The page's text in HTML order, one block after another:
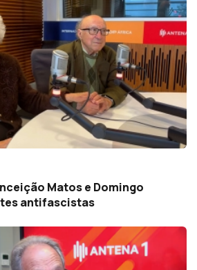
Matos e Domingo
antifascistas